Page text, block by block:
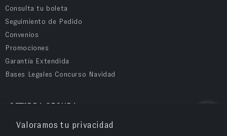
Valoramos tu privacidad
Consulta tu boleta
Seguimiento de Pedido
Convenios
Promociones
Garantía Extendida
Bases Legales Concurso Navidad
COMPRA SEGURA